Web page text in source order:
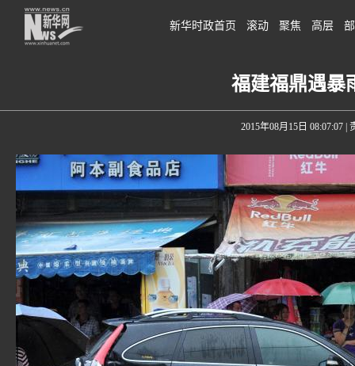
新华时政首页 滚动 聚焦 高层
福建福鼎遇暴
2015年08月15日 08:07:07|